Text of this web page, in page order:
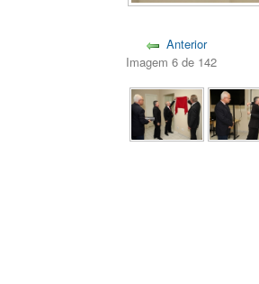
Anterior
Imagem 6 de 142